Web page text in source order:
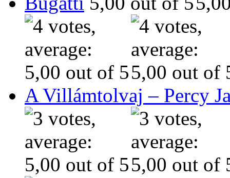
A Villámtolvaj – Percy